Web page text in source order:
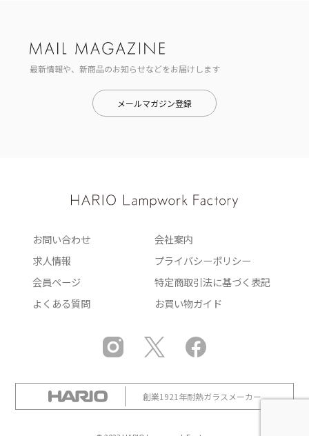
最新情報や、新商品のお知らせなどをお届けします
メールマガジン登録
お問い合わせ
会社案内
求人情報
プライバシーポリシー
会員ページ
特定商取引法に基づく表記
よくある質問
お買い物ガイド
創業1921年耐熱ガラスメーカー